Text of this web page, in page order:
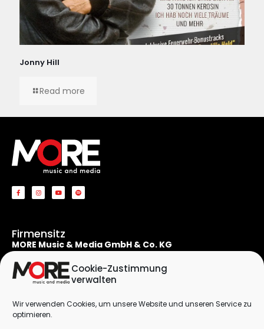
Cookie-Zustimmung
verwalten
Wir verwenden Cookies, um unsere Website und unseren Service zu
optimieren.
Jonny Hill
Read more
Firmensitz
MORE Music & Media GmbH & Co. KG
50667 Köln
Deutschland
Rechtliches
Kontaktformular